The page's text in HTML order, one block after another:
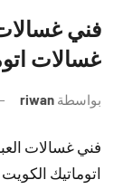
غسالات
بواسطة riwan
فني غسالات
اتوماتيك